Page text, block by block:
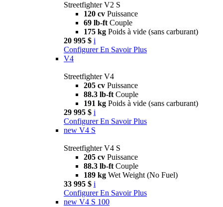
Streetfighter V2 S
120 cv Puissance
69 lb-ft Couple
175 kg Poids à vide (sans carburant)
20 995 $ i
Configurer En Savoir Plus
V4
Streetfighter V4
205 cv Puissance
88.3 lb-ft Couple
191 kg Poids à vide (sans carburant)
29 995 $ i
Configurer En Savoir Plus
new V4 S
Streetfighter V4 S
205 cv Puissance
88.3 lb-ft Couple
189 kg Wet Weight (No Fuel)
33 995 $ i
Configurer En Savoir Plus
new V4 S 100